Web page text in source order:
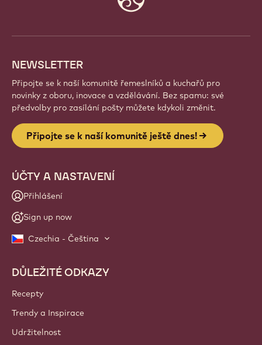
NEWSLETTER
Připojte se k naší komunitě řemeslníků a kuchařů pro
novinky z oboru, inovace a vzdělávání. Bez spamu: své
předvolby pro zasílání pošty můžete kdykoli změnit.
Připojte se k naší komunitě ještě dnes!
ÚČTY A NASTAVENÍ
Přihlášení
Sign up now
Czechia - Čeština
Footer
Callebaut
DŮLEŽITÉ ODKAZY
Recepty
Trendy a Inspirace
Udržitelnost